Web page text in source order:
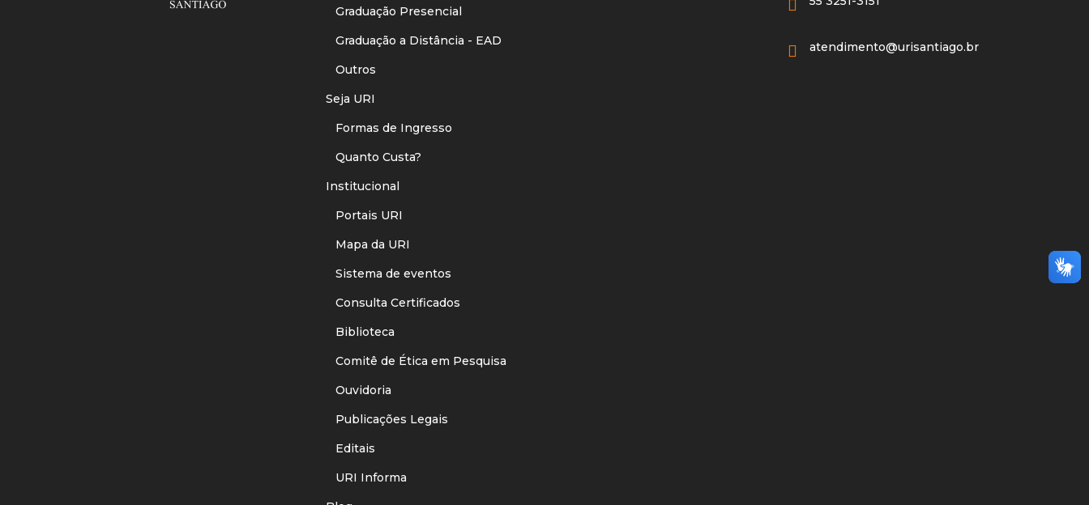
Graduação Presencial
Graduação a Distância - EAD
Outros
Seja URI
Formas de Ingresso
Quanto Custa?
Institucional
Portais URI
Mapa da URI
Sistema de eventos
Consulta Certificados
Biblioteca
Comitê de Ética em Pesquisa
Ouvidoria
Publicações Legais
Editais
URI Informa
atendimento@urisantiago.br